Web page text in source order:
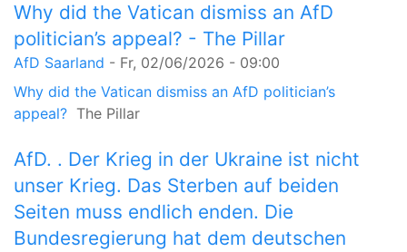
Why did the Vatican dismiss an AfD
politician’s appeal? - The Pillar
AfD Saarland - Fr, 02/06/2026 - 09:00
Why did the Vatican dismiss an AfD politician’s
appeal? The Pillar
AfD. . Der Krieg in der Ukraine ist nicht
unser Krieg. Das Sterben auf beiden
Seiten muss endlich enden. Die
Bundesregierung hat dem deutschen